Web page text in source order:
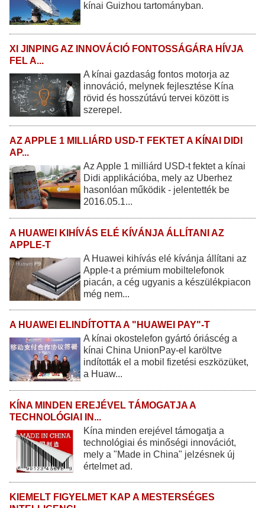
kínai Guizhou tartományban.
XI JINPING AZ INNOVÁCIÓ FONTOSSÁGÁRA HÍVJA
FEL A...
A kínai gazdaság fontos motorja az
innováció, melynek fejlesztése Kína
rövid és hosszútávú tervei között is
szerepel.
AZ APPLE 1 MILLIÁRD USD-T FEKTET A KÍNAI DIDI
AP...
Az Apple 1 milliárd USD-t fektet a kínai
Didi applikációba, mely az Uberhez
hasonlóan működik - jelentették be
2016.05.1...
A HUAWEI KIHÍVÁS ELÉ KÍVÁNJA ÁLLÍTANI AZ
APPLE-T
A Huawei kihívás elé kívánja állítani az
Apple-t a prémium mobiltelefonok
piacán, a cég ugyanis a készülékpiacon
még nem...
A HUAWEI ELINDÍTOTTA A "HUAWEI PAY"-T
A kínai okostelefon gyártó óriáscég a
kínai China UnionPay-el karöltve
indították el a mobil fizetési eszközüket,
a Huaw...
KÍNA MINDEN EREJÉVEL TÁMOGATJA A
TECHNOLÓGIAI IN...
Kína minden erejével támogatja a
technológiai és minőségi innovációt,
mely a "Made in China" jelzésnek új
értelmet ad.
KIEMELT FIGYELMET KAP A MESTERSÉGES